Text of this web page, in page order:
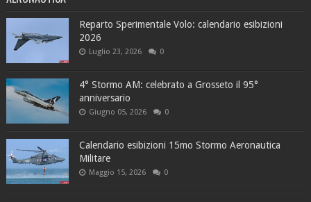
Reparto Sperimentale Volo: calendario esibizioni
2026
Luglio 23, 2026 0
4° Stormo AM: celebrato a Grosseto il 95°
anniversario
Giugno 05, 2026 0
Calendario esibizioni 15mo Stormo Aeronautica
Militare
Maggio 15, 2026 0